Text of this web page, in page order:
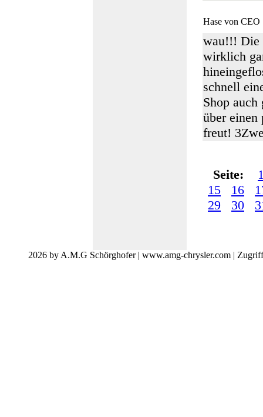
Hase von CEO
wau!!! Die
wirklich
schnell
Shop
über einen
freut!
Seite:
15
16
29
30
2026 by A.M.G Schörghofer | www.amg-chrysler.com |